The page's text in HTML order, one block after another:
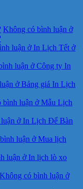
Không có bình luận ở
luận ở In Lịch Tết ở
luận ở Công ty In
ở Bảng giá In Lịch
bình luận ở Mẫu Lịch
ở In Lịch Để Bàn
luận ở Mua lịch
luận ở In lịch lò xo
Không có bình luận ở